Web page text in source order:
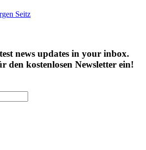
Seitz
news updates in your inbox.
den kostenlosen Newsletter ein!